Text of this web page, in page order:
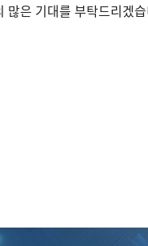
많은 기대를 부탁드리겠